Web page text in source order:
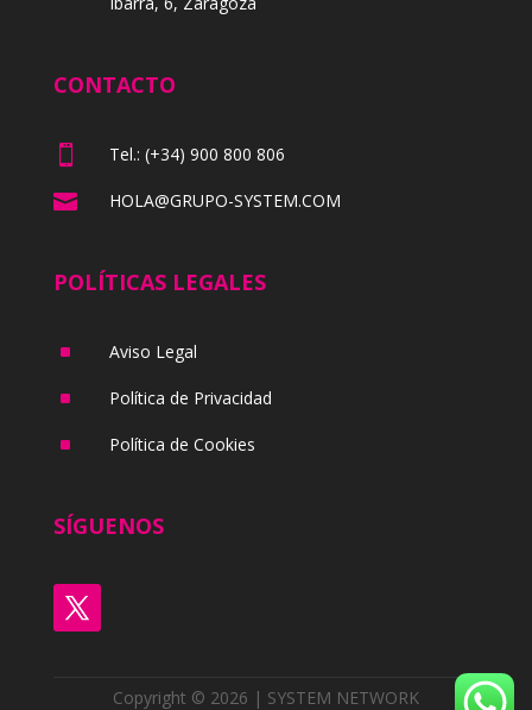
CONTACTO
 Tel.: (+34) 900 800 806
 HOLA@GRUPO-SYSTEM.COM
POLÍTICAS LEGALES
^ Aviso Legal
^ Política de Privacidad
^ Política de Cookies
SÍGUENOS
Copyright © 2026 | SYSTEM NETWORK